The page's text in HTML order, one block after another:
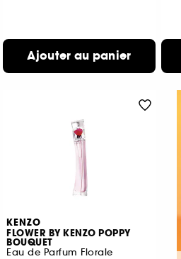
Ajouter au panier
KENZO
FLOWER BY KENZO POPPY
BOUQUET
Eau de Parfum Florale